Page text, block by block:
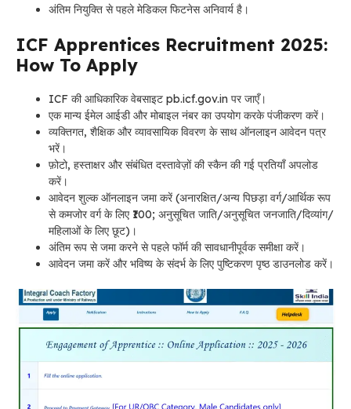
अंतिम नियुक्ति से पहले मेडिकल फिटनेस अनिवार्य है।
ICF Apprentices Recruitment 2025:
How To Apply
ICF की आधिकारिक वेबसाइट pb.icf.gov.in पर जाएँ।
एक मान्य ईमेल आईडी और मोबाइल नंबर का उपयोग करके पंजीकरण करें।
व्यक्तिगत, शैक्षिक और व्यावसायिक विवरण के साथ ऑनलाइन आवेदन पत्र
भरें।
फ़ोटो, हस्ताक्षर और संबंधित दस्तावेज़ों की स्कैन की गई प्रतियाँ अपलोड
करें।
आवेदन शुल्क ऑनलाइन जमा करें (अनारक्षित/अन्य पिछड़ा वर्ग/आर्थिक रूप
से कमजोर वर्ग के लिए ₹100; अनुसूचित जाति/अनुसूचित जनजाति/दिव्यांग/
महिलाओं के लिए छूट)।
अंतिम रूप से जमा करने से पहले फॉर्म की सावधानीपूर्वक समीक्षा करें।
आवेदन जमा करें और भविष्य के संदर्भ के लिए पुष्टिकरण पृष्ठ डाउनलोड करें।